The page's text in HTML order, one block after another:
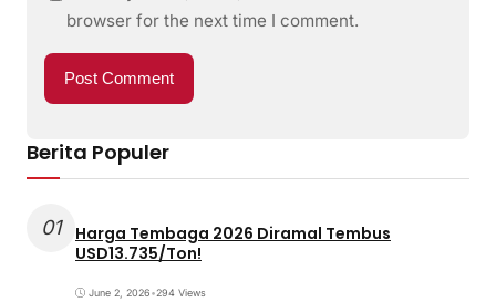
browser for the next time I comment.
Berita Populer
01
Harga Tembaga 2026 Diramal Tembus
USD13.735/Ton!
June 2, 2026•294 Views